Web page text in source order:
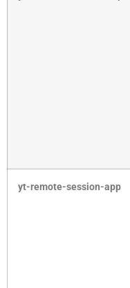
yt-remote-session-app